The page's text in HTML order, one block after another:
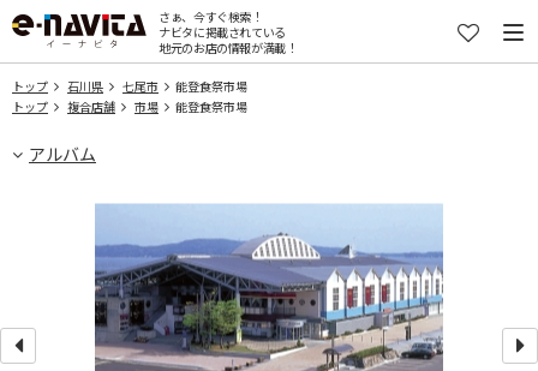
さぁ、今すぐ検索！
ナビタに掲載されている
地元のお店の情報が満載！
トップ 石川県 七尾市
能登食祭市場
トップ
複合店舗 市場 能登食祭市場
アルバム